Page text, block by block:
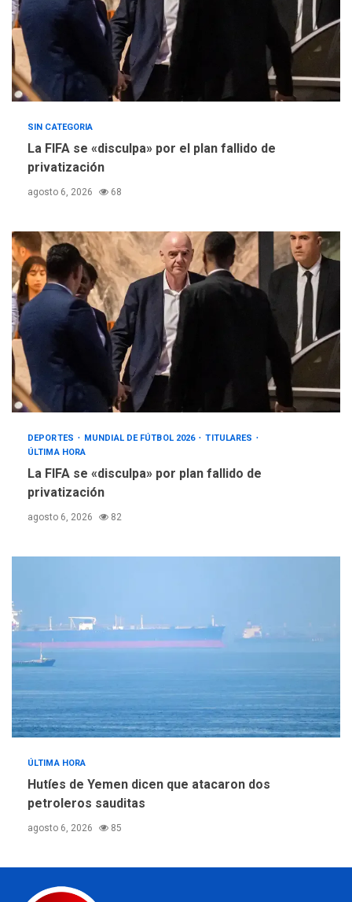
SIN CATEGORIA
La FIFA se «disculpa» por el plan fallido de
privatización
agosto 6, 2026 68
DEPORTES MUNDIAL DE FÚTBOL 2026
TITULARES
ÚLTIMA HORA
La FIFA se «disculpa» por plan fallido de
privatización
agosto 6, 2026 82
ÚLTIMA HORA
Hutíes de Yemen dicen que atacaron dos
petroleros sauditas
agosto 6, 2026 85